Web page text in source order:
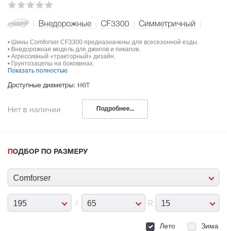
Внедорожные CF3300 Симметричный
• Шины Comforser CF3300 предназначены для всесезонной езды.
• Внедорожная модель для джипов и пикапов.
• Агрессивный «тракторный» дизайн.
• Грунтозацепы на боковинах.
Показать полностью
Доступные диаметры: нет
Нет в наличии Подробнее...
ПОДБОР ПО РАЗМЕРУ
Comforser
195 / 65 R 15
Лето Зима